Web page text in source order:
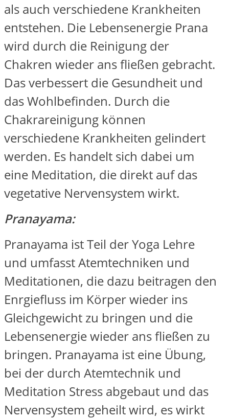
als auch verschiedene Krankheiten
entstehen. Die Lebensenergie Prana
wird durch die Reinigung der
Chakren wieder ans fließen gebracht.
Das verbessert die Gesundheit und
das Wohlbefinden. Durch die
Chakrareinigung können
verschiedene Krankheiten gelindert
werden. Es handelt sich dabei um
eine Meditation, die direkt auf das
vegetative Nervensystem wirkt.
Pranayama:
Pranayama ist Teil der Yoga Lehre
und umfasst Atemtechniken und
Meditationen, die dazu beitragen den
Enrgiefluss im Körper wieder ins
Gleichgewicht zu bringen und die
Lebensenergie wieder ans fließen zu
bringen. Pranayama ist eine Übung,
bei der durch Atemtechnik und
Meditation Stress abgebaut und das
Nervensystem geheilt wird, es wirkt